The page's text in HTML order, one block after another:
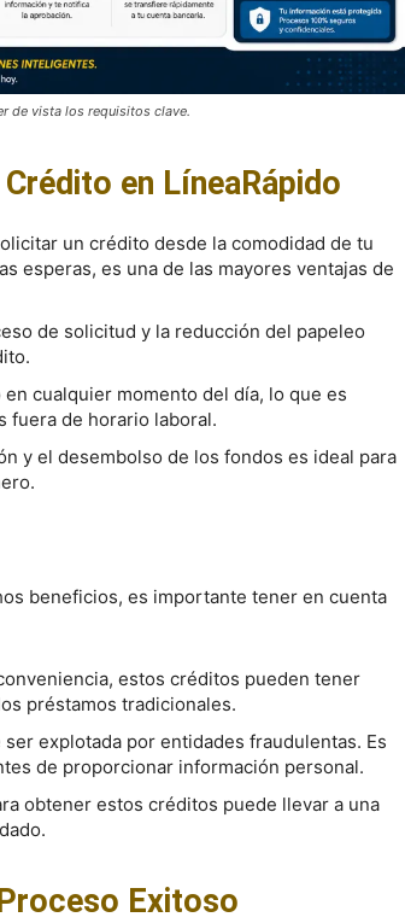
de vista los requisitos clave.
en LíneaRápido
un crédito desde la comodidad de tu
esperas, es una de las mayores ventajas de
de solicitud y la reducción del papeleo
cualquier momento del día, lo que es
fuera de horario laboral.
y el desembolso de los fondos es ideal para
beneficios, es importante tener en cuenta
estos créditos pueden tener
préstamos tradicionales.
explotada por entidades fraudulentas. Es
de proporcionar información personal.
obtener estos créditos puede llevar a una
Exitoso